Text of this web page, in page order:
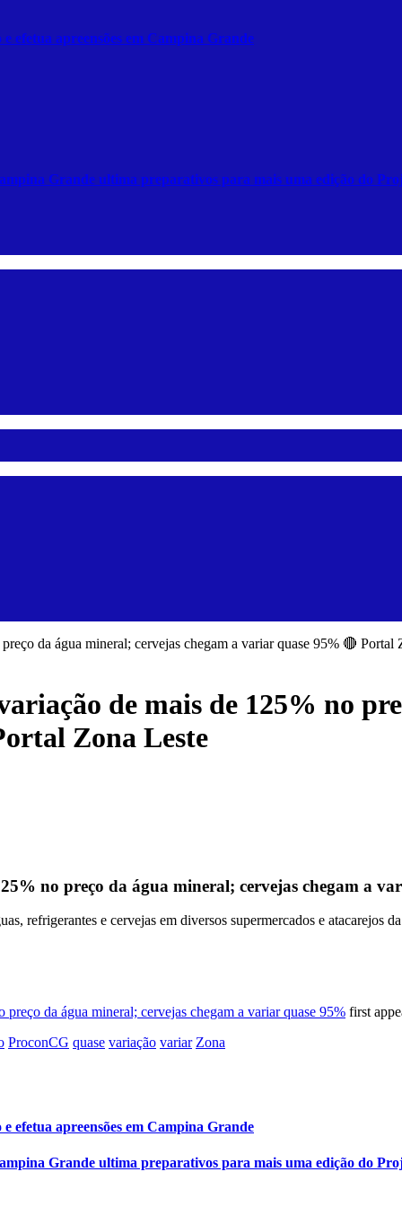
efetua apreensões em Campina Grande
Grande ultima preparativos para mais uma edição do
da água mineral; cervejas chegam a variar quase 95% 🔴 Portal
de mais de 125% no
Zona Leste
no preço da água mineral; cervejas chegam a
refrigerantes e cervejas em diversos supermercados e atacarejos
da água mineral; cervejas chegam a variar quase 95% first
ProconCG quase variação variar Zona
efetua apreensões em Campina Grande
Grande ultima preparativos para mais uma edição do